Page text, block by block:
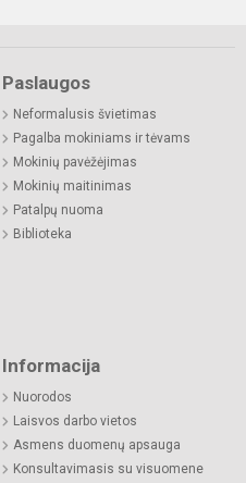
Paslaugos
Neformalusis švietimas
Pagalba mokiniams ir tėvams
Mokinių pavėžėjimas
Mokinių maitinimas
Patalpų nuoma
Biblioteka
Informacija
Nuorodos
Laisvos darbo vietos
Asmens duomenų apsauga
Konsultavimasis su visuomene